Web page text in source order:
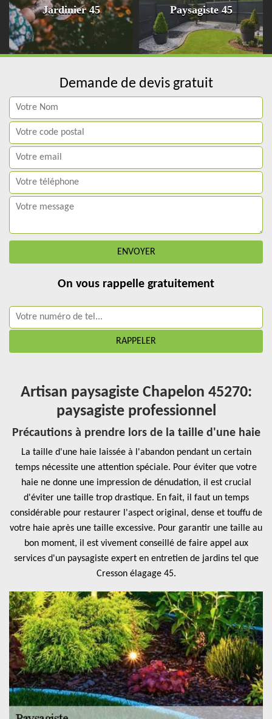
Jardinier 45 Paysagiste 45
Demande de devis gratuit
On vous rappelle gratuitement
Artisan paysagiste Chapelon 45270:
paysagiste professionnel
Précautions à prendre lors de la taille d'une haie
La taille d'une haie laissée à l'abandon pendant un certain
temps nécessite une attention spéciale. Pour éviter que votre
haie ne donne une impression de dénudation, il est crucial
d'éviter une taille trop drastique. En fait, il faut un temps
considérable pour restaurer l'aspect original, dense et touffu de
votre haie après une taille excessive. Pour garantir une taille au
bon moment, il est vivement conseillé de faire appel aux
services d'un paysagiste expert en entretien de jardins tel que
Cresson élagage 45.